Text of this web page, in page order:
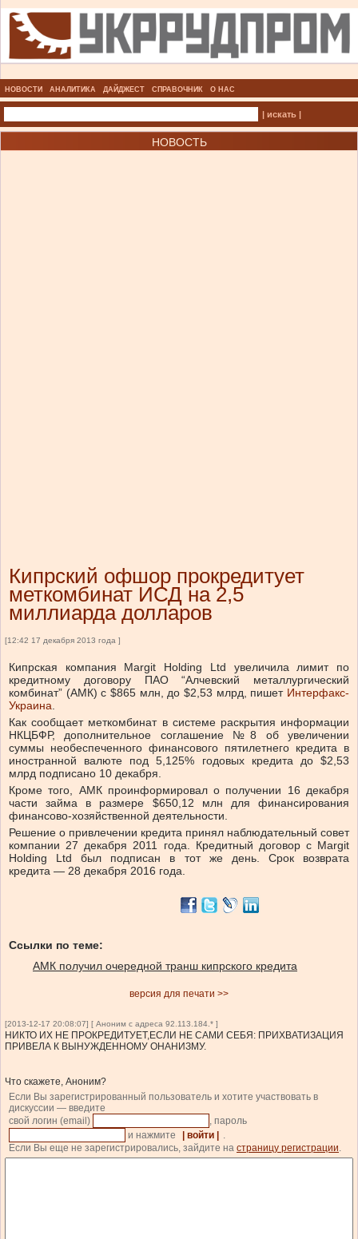
НОВОСТИ АНАЛИТИКА ДАЙДЖЕСТ СПРАВОЧНИК О НАС
| искать |
НОВОСТЬ
Кипрский офшор прокредитует
меткомбинат ИСД на 2,5
миллиарда долларов
[12:42 17 декабря 2013 года ]
Кипрская компания Margit Holding Ltd увеличила лимит по
кредитному договору ПАО “Алчевский металлургический
комбинат” (АМК) с $865 млн, до $2,53 млрд, пишет Интерфакс-
Украина.
Как сообщает меткомбинат в системе раскрытия информации
НКЦБФР, дополнительное соглашение №8 об увеличении
суммы необеспеченного финансового пятилетнего кредита в
иностранной валюте под 5,125% годовых кредита до $2,53
млрд подписано 10 декабря.
Кроме того, АМК проинформировал о получении 16 декабря
части займа в размере $650,12 млн для финансирования
финансово-хозяйственной деятельности.
Решение о привлечении кредита принял наблюдательный совет
компании 27 декабря 2011 года. Кредитный договор с Margit
Holding Ltd был подписан в тот же день. Срок возврата
кредита — 28 декабря 2016 года.
Ссылки по теме:
АМК получил очередной транш кипрского кредита
версия для печати >>
[2013-12-17 20:08:07] [ Аноним с адреса 92.113.184.* ]
НИКТО ИХ НЕ ПРОКРЕДИТУЕТ,ЕСЛИ НЕ САМИ СЕБЯ: ПРИХВАТИЗАЦИЯ
ПРИВЕЛА К ВЫНУЖДЕННОМУ ОНАНИЗМУ.
Что скажете, Аноним?
Если Вы зарегистрированный пользователь и хотите участвовать в
дискуссии — введите
свой логин (email)
, пароль
и нажмите
| войти |
.
Если Вы еще не зарегистрировались, зайдите на страницу регистрации.